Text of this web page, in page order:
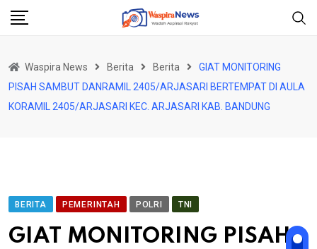
Skip
Waspira News Berita Berita
GIAT MONITORING
PISAH SAMBUT DANRAMIL 2405/ARJASARI BERTEMPAT DI AULA
KORAMIL 2405/ARJASARI KEC. ARJASARI KAB. BANDUNG
BERITA PEMERINTAH POLRI TNI
GIAT MONITORING PISAH